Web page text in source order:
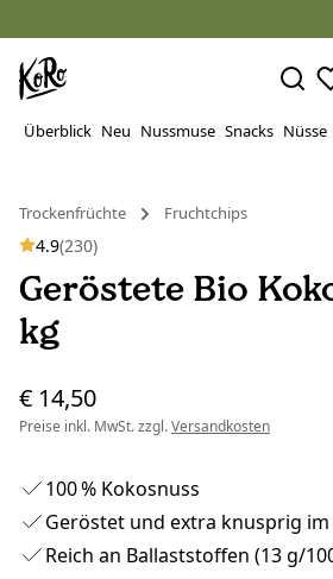
Überblick Neu Nussmuse Snacks Nüsse
Trockenfrüchte
Fruchtchips
4.9(230)
Geröstete Bio
kg
€ 14,50
Preise inkl. MwSt. zzgl.Versandkosten
100 % Kokosnuss
Geröstet und extra knusprig im
Reich an Ballaststoffen (13 g/